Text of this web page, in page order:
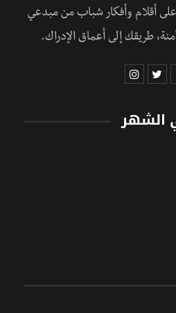
على أقلام وأفكار شباب من مبدعي
طريقك إلى أعماق الإدراك.
الشهر